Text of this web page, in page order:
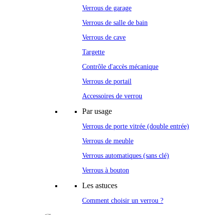
Verrous de garage
Verrous de salle de bain
Verrous de cave
Targette
Contrôle d'accès mécanique
Verrous de portail
Accessoires de verrou
Par usage
Verrous de porte vitrée (double entrée)
Verrous de meuble
Verrous automatiques (sans clé)
Verrous à bouton
Les astuces
Comment choisir un verrou ?